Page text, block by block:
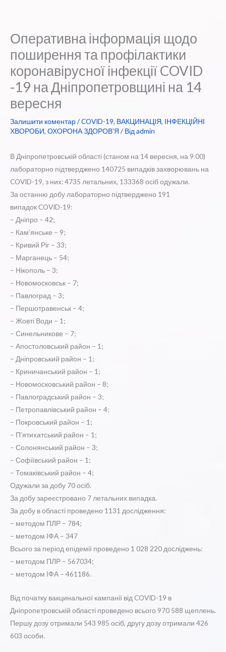
Оперативна інформація щодо
поширення та профілактики
коронавірусної інфекції COVID
-19 на Дніпропетровщині на 14
вересня
Залишити коментар/COVID-19, ВАКЦИНАЦІЯ, ІНФЕКЦІЙНІ
ХВОРОБИ, ОХОРОНА ЗДОРОВ'Я / Відadmin
В Дніпропетровській області (станом на 14 вересня, на 9.00)
лабораторно підтверджено 140725 випадків захворювань на
COVID-19, з них: 4735 летальних, 133368 осіб одужали.
За останню добу лабораторно підтверджено 191
випадок COVID-19:
– Дніпро – 42;
– Кам’янське – 9;
– Кривий Ріг – 33;
– Марганець – 54;
– Нікополь – 3;
– Новомосковськ – 7;
– Павлоград – 3;
– Першотравенськ – 4;
– Жовті Води – 1;
– Синельникове – 7;
– Апостоловський район – 1;
– Дніпровський район – 1;
– Криничанський район – 1;
– Новомосковський район – 8;
– Павлоградський район – 3;
– Петропавлівський район – 4;
– Покровський район – 1;
– П’ятихатський район – 1;
– Солонянський район – 3;
– Софіївський район – 1;
– Томаківський район – 4;
Одужали за добу 70 осіб.
За добу зареєстровано 7 летальних випадка.
За добу в області проведено 1131 дослідження:
– методом ПЛР – 784;
– методом ІФА – 347
Всього за період епідемії проведено 1 028 220 досліджень:
– методом ПЛР – 567034;
– методом ІФА – 461186.
Від початку вакцинальної кампанії від COVID-19 в
Дніпропетровській області проведено всього 970 588 щеплень.
Першу дозу отримали 543 985 осіб, другу дозу отримали 426
603 особи.